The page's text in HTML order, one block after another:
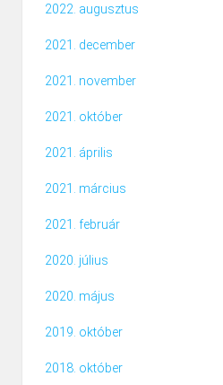
2022. augusztus
2021. december
2021. november
2021. október
2021. április
2021. március
2021. február
2020. július
2020. május
2019. október
2018. október